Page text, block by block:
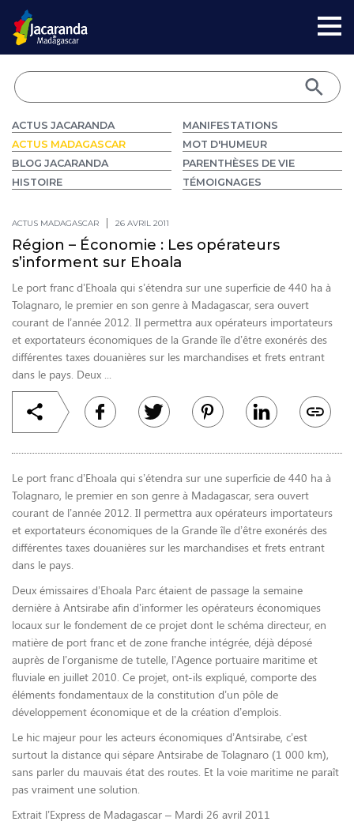
ACTUS JACARANDA
ACTUS MADAGASCAR
BLOG JACARANDA
HISTOIRE
MANIFESTATIONS
MOT D'HUMEUR
PARENTHÈSES DE VIE
TÉMOIGNAGES
ACTUS MADAGASCAR 26 AVRIL 2011
Région – Économie : Les opérateurs
s’informent sur Ehoala
Le port franc d’Ehoala qui s’étendra sur une superficie de 440 ha à
Tolagnaro, le premier en son genre à Madagascar, sera ouvert
courant de l’année 2012. Il permettra aux opérateurs importateurs
et exportateurs économiques de la Grande île d’être exonérés des
différentes taxes douanières sur les marchandises et frets entrant
dans le pays. Deux ...
Le port franc d’Ehoala qui s’étendra sur une superficie de 440 ha à
Tolagnaro, le premier en son genre à Madagascar, sera ouvert
courant de l’année 2012. Il permettra aux opérateurs importateurs
et exportateurs économiques de la Grande île d’être exonérés des
différentes taxes douanières sur les marchandises et frets entrant
dans le pays.
Deux émissaires d’Ehoala Parc étaient de passage la semaine
dernière à Antsirabe afin d’informer les opérateurs économiques
locaux sur le fondement de ce projet dont le schéma directeur, en
matière de port franc et de zone franche intégrée, déjà déposé
auprès de l’organisme de tutelle, l’Agence portuaire maritime et
fluviale en juillet 2010. Ce projet, ont-ils expliqué, comporte des
éléments fondamentaux de la constitution d’un pôle de
développement économique et de la création d’emplois.
Le hic majeur pour les acteurs économiques d’Antsirabe, c’est
surtout la distance qui sépare Antsirabe de Tolagnaro (1 000 km),
sans parler du mauvais état des routes. Et la voie maritime ne paraît
pas vraiment une solution.
Extrait l’Express de Madagascar – Mardi 26 avril 2011